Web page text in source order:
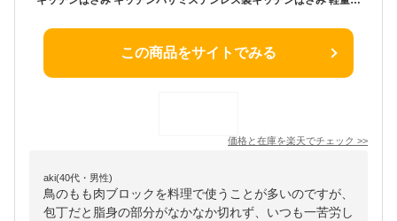
この商品をサイトでみる
価格と在庫を楽天でチェック >>
aki(40代・男性)
鳥のもも肉ブロックを料理で使うことが多いのですが、
包丁だと脂身の部分がなかなか切れず、いつも一苦労し